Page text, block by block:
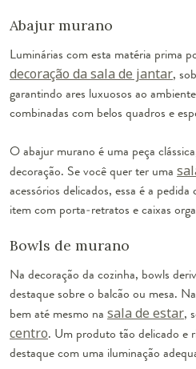
Abajur murano
Luminárias com esta matéria prima
decoração da sala de jantar,
garantindo ares luxuosos ao
combinadas com belos quadros e
O abajur murano é uma peça
decoração. Se você quer ter uma
acessórios delicados, essa é a
item com porta-retratos e caixas
Bowls de murano
Na decoração da cozinha, bowls
destaque sobre o balcão ou mesa.
bem até mesmo na sala de estar,
centro. Um produto tão delicado e
destaque com uma iluminação